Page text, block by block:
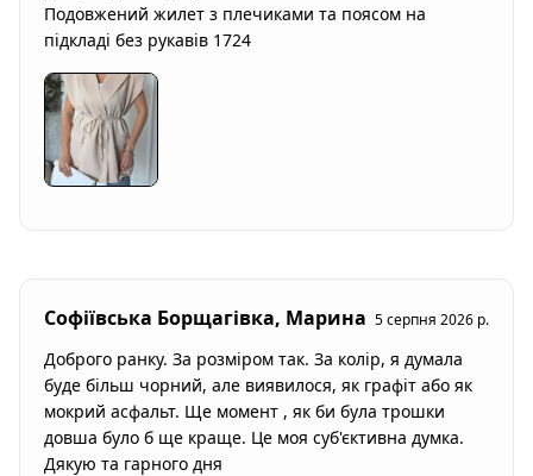
Подовжений жилет з плечиками та поясом на
підкладі без рукавів 1724
Софіївська Борщагівка, Марина 5 серпня 2026 р.
Доброго ранку. За розміром так. За колір, я думала
буде більш чорний, але виявилося, як графіт або як
мокрий асфальт. Ще момент , як би була трошки
довша було б ще краще. Це моя суб'єктивна думка.
Дякую та гарного дня